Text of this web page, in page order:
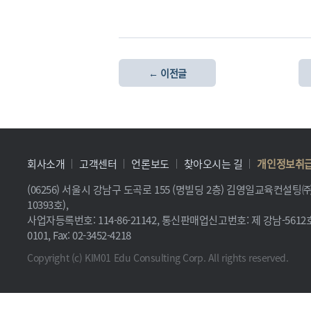
← 이전글
회사소개 고객센터 언론보도 찾아오시는 길
개인정보취
(06256) 서울시 강남구 도곡로 155 (명빌딩 2층) 김영일교육컨설팅
10393호),
사업자등록번호: 114-86-21142, 통신판매업신고번호: 제 강남-
0101, Fax: 02-3452-4218
Copyright (c) KIM01 Edu Consulting Corp. All rights reserved.